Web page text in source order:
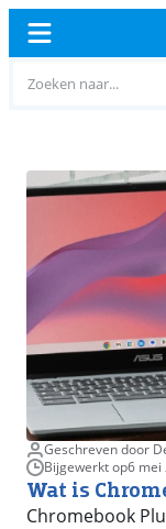
Geschreven door
Bijgewerkt op6 mei
Wat is
Chromebook